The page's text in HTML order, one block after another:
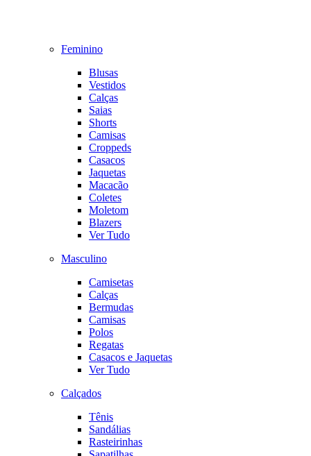
Feminino
Blusas
Vestidos
Calças
Saias
Shorts
Camisas
Croppeds
Casacos
Jaquetas
Macacão
Coletes
Moletom
Blazers
Ver Tudo
Masculino
Camisetas
Calças
Bermudas
Camisas
Polos
Regatas
Casacos e Jaquetas
Ver Tudo
Calçados
Tênis
Sandálias
Rasteirinhas